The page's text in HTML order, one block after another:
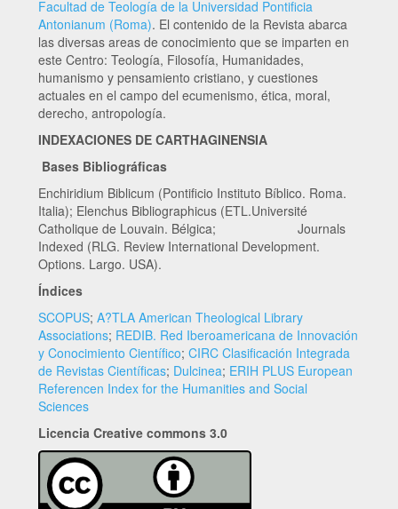
Facultad de Teología de la Universidad Pontificia
Antonianum (Roma). El contenido de la Revista abarca
las diversas areas de conocimiento que se imparten en
este Centro: Teología, Filosofía, Humanidades,
humanismo y pensamiento cristiano, y cuestiones
actuales en el campo del ecumenismo, ética, moral,
derecho, antropología.
INDEXACIONES DE CARTHAGINENSIA
Bases Bibliográficas
Enchiridium Biblicum (Pontificio Instituto Bíblico. Roma.
Italia); Elenchus Bibliographicus (ETL.Université
Catholique de Louvain. Bélgica; Journals
Indexed (RLG. Review International Development.
Options. Largo. USA).
Índices
SCOPUS; A?TLA American Theological Library
Associations; REDIB. Red Iberoamericana de Innovación
y Conocimiento Científico; CIRC Clasificación Integrada
de Revistas Científicas; Dulcinea; ERIH PLUS European
Referencen Index for the Humanities and Social
Sciences
Licencia Creative commons 3.0